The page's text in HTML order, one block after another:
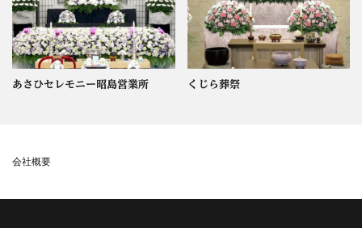
あさひセレモニー昭島営業所 くじら葬祭
会社概要